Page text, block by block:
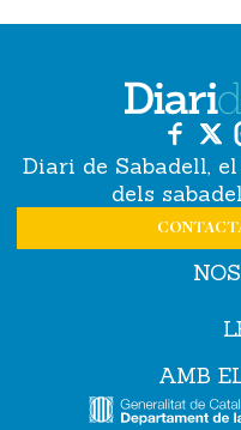
Diari de Sabadell,
dels
AMB